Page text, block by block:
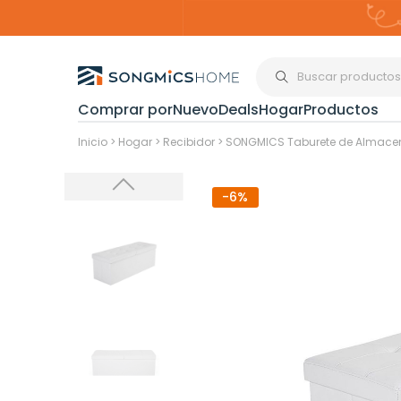
Comprar porNuevoDealsHogarProductos
Organización
Maquillaje y
Joyería
Inicio > Hogar > Recibidor > SONGMICS Taburete de
-6%